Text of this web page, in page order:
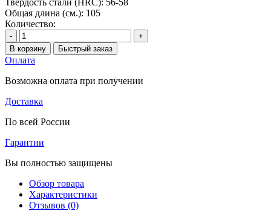
Общая длина (см.): 105
Количество:
-
+
В корзину
Быстрый заказ
Оплата
Возможна оплата при получении
Доставка
По всей России
Гарантии
Вы полностью защищены
Обзор товара
Характеристики
Отзывов (0)